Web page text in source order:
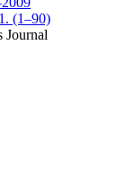
(1–90)
Journal